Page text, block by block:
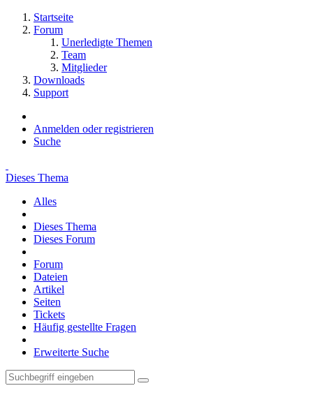
Startseite
Forum
Unerledigte Themen
Team
Mitglieder
Downloads
Support
Anmelden oder registrieren
Suche
Dieses Thema
Alles
Dieses Thema
Dieses Forum
Forum
Dateien
Artikel
Seiten
Tickets
Häufig gestellte Fragen
Erweiterte Suche